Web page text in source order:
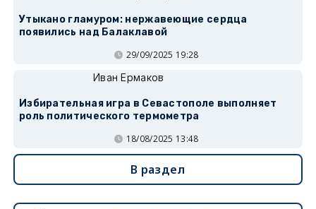
Утыкано гламуром: нержавеющие сердца
появились над Балаклавой
29/09/2025 19:28
Иван Ермаков
Избирательная игра в Севастополе выполняет
роль политического термометра
18/08/2025 13:48
В раздел